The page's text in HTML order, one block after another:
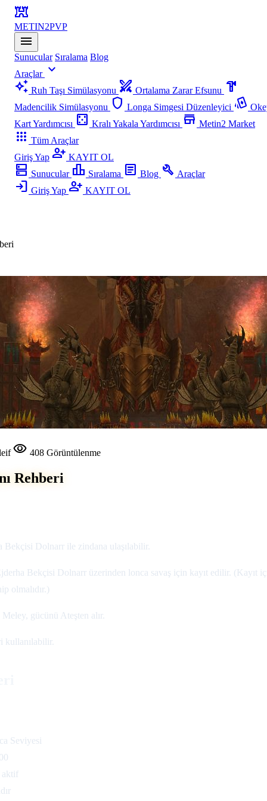
fort
METIN2PVP
menu
Sunucular Sıralama Blog
Araçlar expand_more
auto_awesome Ruh Taşı Simülasyonu swords Ortalama Zarar Efsunu hardware
Madencilik Simülasyonu shield Longa Simgesi Düzenleyici playing_cards
Kart Yardımcısı casino Kralı Yakala Yardımcısı store Metin2 Market
apps Tüm Araçlar
Giriş Yap person_add KAYIT OL
dns Sunucular leaderboard Sıralama article Blog build Araçlar
login Giriş Yap person_add KAYIT OL
visibility 408 Görüntülenme
Rehberi
Dolnarr ile zindana ulaşılabilir.
Bekçisi Dolnarr üzerinden lonca savaş için kayıt edilir. (Kayıt
olmalıdır.)
gücünü Ateşten alır.
kullanılabilir.
Seviyesi
aktif